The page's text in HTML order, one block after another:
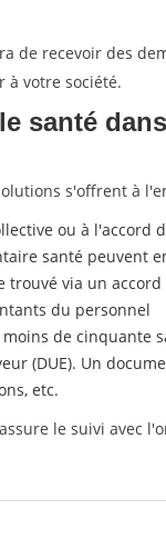
de recevoir des
à votre société.
santé
s'offrent à
ou à l'accord
santé peuvent
via un
du personnel
de cinquante
(DUE). Un
etc.
le suivi avec